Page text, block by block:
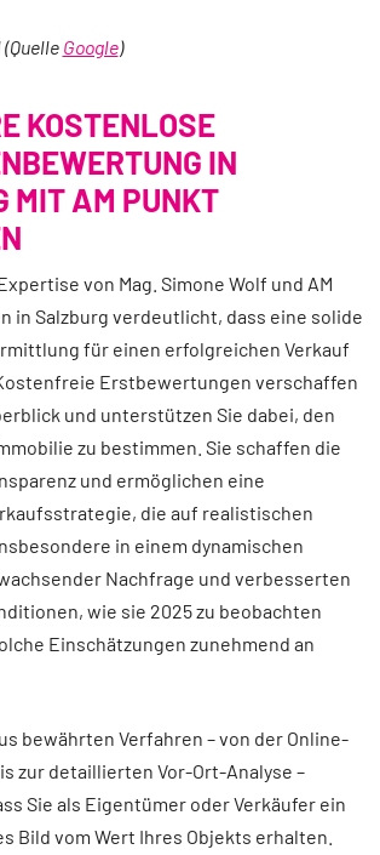
Google)
KOSTENLOSE
IN
MIT AM PUNKT
von Mag. Simone Wolf und AM
in Salzburg verdeutlicht, dass eine solide
für einen erfolgreichen Verkauf
Erstbewertungen verschaffen
und unterstützen Sie dabei, den
zu bestimmen. Sie schaffen die
und ermöglichen eine
die auf realistischen
in einem dynamischen
Nachfrage und verbesserten
wie sie 2025 zu beobachten
Einschätzungen zunehmend an
bewährten Verfahren – von der Online-
zur detaillierten Vor-Ort-Analyse –
Sie als Eigentümer oder Verkäufer ein
Bild vom Wert Ihres Objekts erhalten.